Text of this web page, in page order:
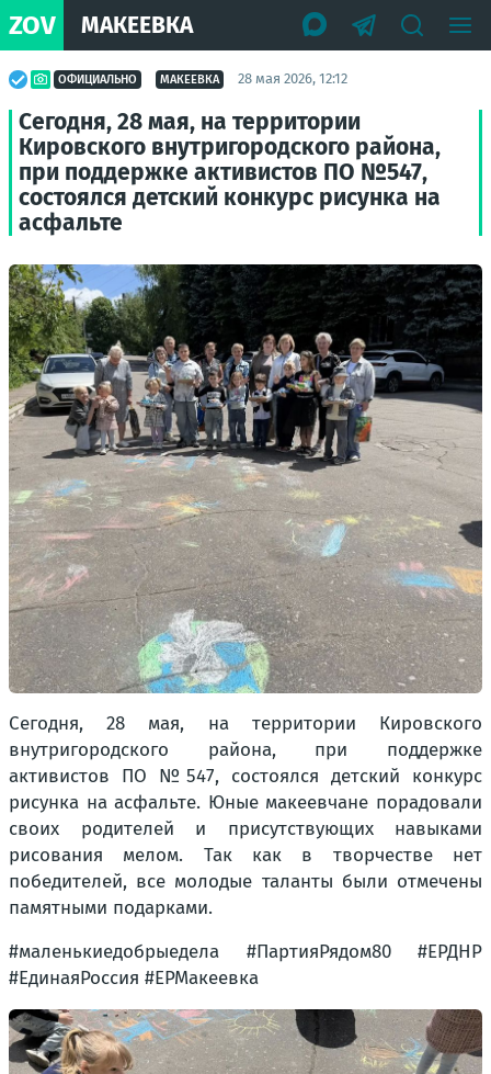
ZOV МАКЕЕВКА
ОФИЦИАЛЬНО МАКЕЕВКА 28 мая 2026, 12:12
Сегодня, 28 мая, на территории
Кировского внутригородского района,
при поддержке активистов ПО №547,
состоялся детский конкурс рисунка на
асфальте
Сегодня, 28 мая, на территории Кировского
внутригородского района, при поддержке
активистов ПО №547, состоялся детский конкурс
рисунка на асфальте. Юные макеевчане порадовали
своих родителей и присутствующих навыками
рисования мелом. Так как в творчестве нет
победителей, все молодые таланты были отмечены
памятными подарками.
#маленькиедобрыедела #ПартияРядом80 #ЕРДНР
#ЕдинаяРоссия #ЕРМакеевка